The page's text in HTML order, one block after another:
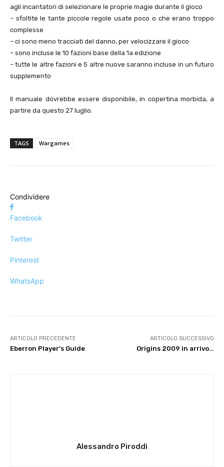
agli incantatori di selezionare le proprie magie durante il gioco
– sfoltite le tante piccole regole usate poco o che erano troppo
complesse
– ci sono meno tracciati del danno, per velocizzare il gioco
– sono incluse le 10 fazioni base della 1a edizione
– tutte le altre fazioni e 5 altre nuove saranno incluse in un futuro
supplemento
Il manuale dovrebbe essere disponibile, in copertina morbida, a
partire da questo 27 luglio.
TAGS Wargames
Condividere
Facebook
Twitter
Pinterest
WhatsApp
ARTICOLO PRECEDENTE
Eberron Player’s Guide
ARTICOLO SUCCESSIVO
Origins 2009 in arrivo…
Alessandro Piroddi